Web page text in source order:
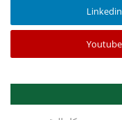
Linkedin
Youtube